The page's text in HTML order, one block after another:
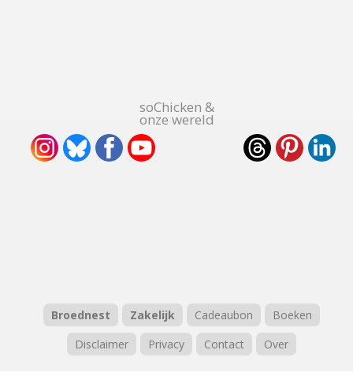
soChicken &
onze wereld
Broednest Zakelijk Cadeaubon
Boeken
Disclaimer
Privacy Contact Over